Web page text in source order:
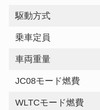
駆動方式
乗車定員
車両重量
JC08モード燃費
WLTCモード燃費